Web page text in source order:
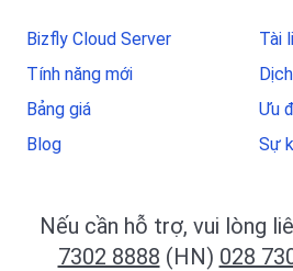
Bizfly Cloud Server
Tài
Tính năng mới
Bảng giá
Ưu
Blog
Sự
Nếu cần hỗ trợ, vui lòng
7302 8888 (HN) 028